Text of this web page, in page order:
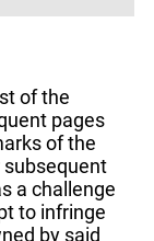
of the
pages
of the
subsequent
a challenge
to infringe
by said